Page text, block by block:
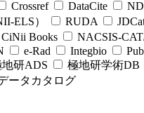
Crossref DataCite
ELS）
RUDA
CiNii Books
NACSIS-
e-Rad Integbio
地研ADS
極地研学術DB
ータカタログ